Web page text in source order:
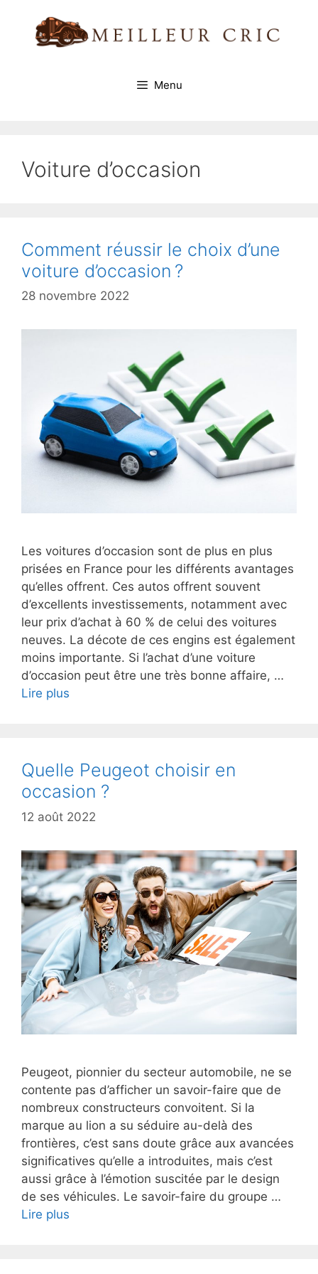
contenu
Menu
Voiture d’occasion
Comment réussir le choix d’une
voiture d’occasion ?
28 novembre 2022
Les voitures d’occasion sont de plus en plus
prisées en France pour les différents avantages
qu’elles offrent. Ces autos offrent souvent
d’excellents investissements, notamment avec
leur prix d’achat à 60 % de celui des voitures
neuves. La décote de ces engins est également
moins importante. Si l’achat d’une voiture
d’occasion peut être une très bonne affaire, …
Lire plus
Quelle Peugeot choisir en
occasion ?
12 août 2022
Peugeot, pionnier du secteur automobile, ne se
contente pas d’afficher un savoir-faire que de
nombreux constructeurs convoitent. Si la
marque au lion a su séduire au-delà des
frontières, c’est sans doute grâce aux avancées
significatives qu’elle a introduites, mais c’est
aussi grâce à l’émotion suscitée par le design
de ses véhicules. Le savoir-faire du groupe …
Lire plus